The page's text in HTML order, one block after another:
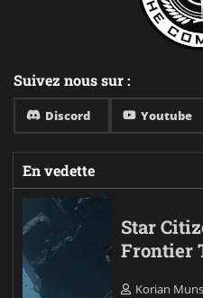
Suivez nous sur :
Discord Youtube
En vedette
Star
Frontier
Korian